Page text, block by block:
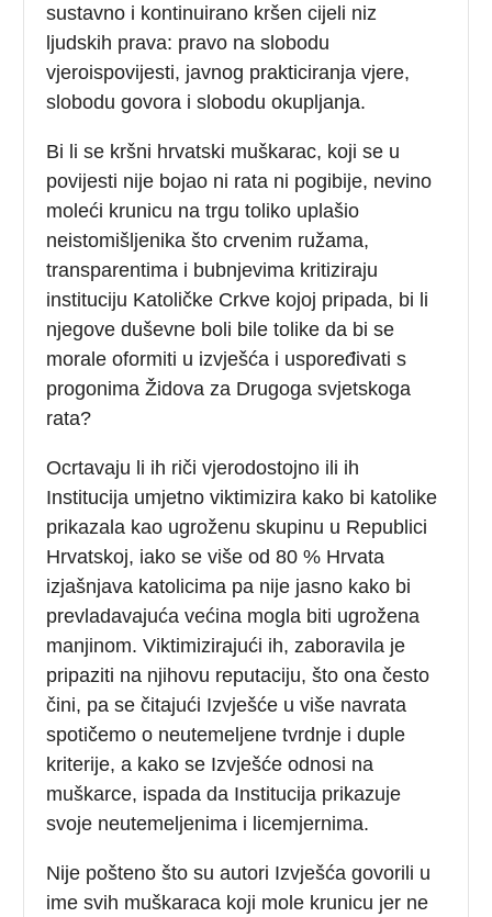
sustavno i kontinuirano kršen cijeli niz
ljudskih prava: pravo na slobodu
vjeroispovijesti, javnog prakticiranja vjere,
slobodu govora i slobodu okupljanja.
Bi li se kršni hrvatski muškarac, koji se u
povijesti nije bojao ni rata ni pogibije, nevino
moleći krunicu na trgu toliko uplašio
neistomišljenika što crvenim ružama,
transparentima i bubnjevima kritiziraju
instituciju Katoličke Crkve kojoj pripada, bi li
njegove duševne boli bile tolike da bi se
morale oformiti u izvješća i uspoređivati s
progonima Židova za Drugoga svjetskoga
rata?
Ocrtavaju li ih riči vjerodostojno ili ih
Institucija umjetno viktimizira kako bi katolike
prikazala kao ugroženu skupinu u Republici
Hrvatskoj, iako se više od 80 % Hrvata
izjašnjava katolicima pa nije jasno kako bi
prevladavajuća većina mogla biti ugrožena
manjinom. Viktimizirajući ih, zaboravila je
pripaziti na njihovu reputaciju, što ona često
čini, pa se čitajući Izvješće u više navrata
spotičemo o neutemeljene tvrdnje i duple
kriterije, a kako se Izvješće odnosi na
muškarce, ispada da Institucija prikazuje
svoje neutemeljenima i licemjernima.
Nije pošteno što su autori Izvješća govorili u
ime svih muškaraca koji mole krunicu jer ne